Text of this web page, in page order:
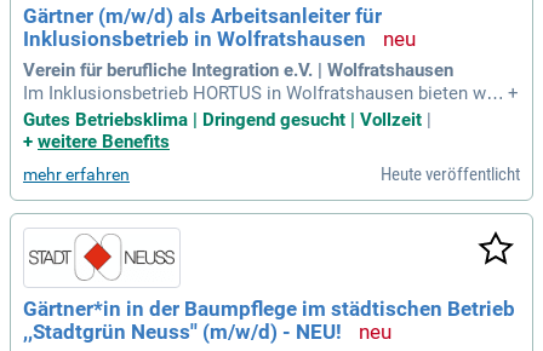
Gärtner (m/w/d) als Arbeitsanleiter für
Inklusionsbetrieb in Wolfratshausen
Verein für berufliche Integration e.V. | Wolfratshausen
Im Inklusionsbetrieb HORTUS in Wolfratshausen bieten wir
umfassende Dienstleistungen im Garten- und Landschaftsb
au an. Unsere Projekte betreuen wir in München sowie im L
inen motivierten Landschaftsgärtner / Gärtner (m/w/d) zur e
igenverantwortlichen Abwicklung von Baustellen. In dieser P
osition übernehmen Sie die fachliche Anleitung von Mitarbe
itern mit psychischen Beeinträchtigungen. Voraussetzung is
t eine abgeschlossene Ausbildung im Gartenbau sowie min
destens drei Jahre Berufserfahrung. Bei uns gestalten Sie ei
ne inklusive Arbeitsumgebung und fördern die Vielfalt im Ga
rtenbau.
+
Gutes Betriebsklima | Dringend gesucht | Vollzeit |
+ weitere Benefits
mehr erfahren Heute veröffentlicht
Gärtner*in in der Baumpflege im städtischen Betrieb
,,Stadtgrün Neuss'' (m/w/d) - NEU!